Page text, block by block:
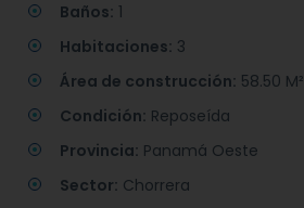
Baños: 1
Habitaciones: 3
Área de construcción: 58.50 M²
Condición: Reposeída
Provincia: Panamá Oeste
Sector: Chorrera